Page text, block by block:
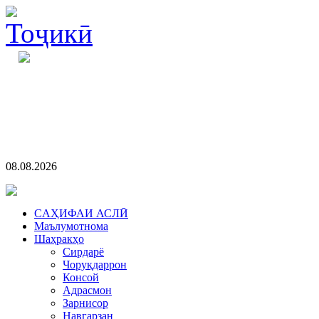
08.08.2026
CАҲИФАИ АСЛӢ
Маълумотнома
Шаҳракҳо
Сирдарё
Чоруқдаррон
Консой
Адрасмон
Зарнисор
Навгарзан